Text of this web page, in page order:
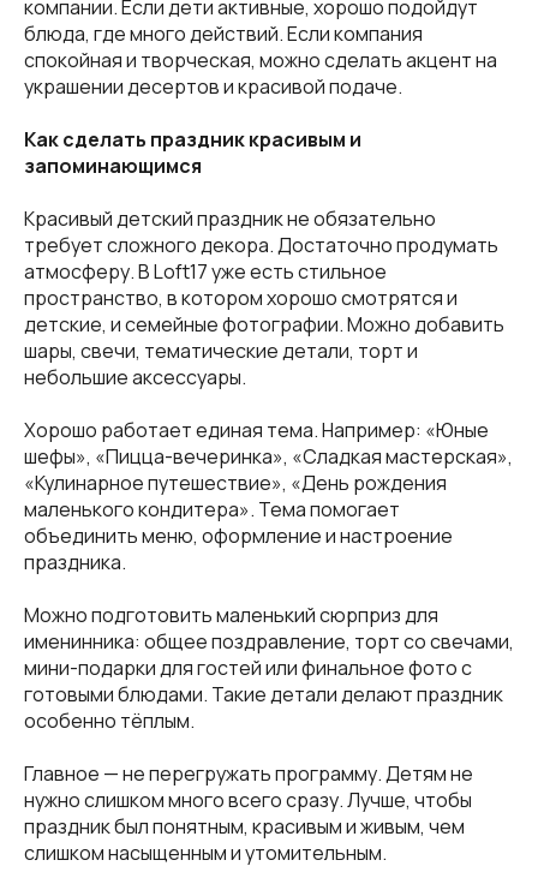
компании. Если дети активные, хорошо подойдут
блюда, где много действий. Если компания
спокойная и творческая, можно сделать акцент на
украшении десертов и красивой подаче.
Как сделать праздник красивым и
запоминающимся
Красивый детский праздник не обязательно
требует сложного декора. Достаточно продумать
атмосферу. В Loft17 уже есть стильное
пространство, в котором хорошо смотрятся и
детские, и семейные фотографии. Можно добавить
шары, свечи, тематические детали, торт и
небольшие аксессуары.
Хорошо работает единая тема. Например: «Юные
шефы», «Пицца-вечеринка», «Сладкая мастерская»,
«Кулинарное путешествие», «День рождения
маленького кондитера». Тема помогает
объединить меню, оформление и настроение
праздника.
Можно подготовить маленький сюрприз для
именинника: общее поздравление, торт со свечами,
мини-подарки для гостей или финальное фото с
готовыми блюдами. Такие детали делают праздник
особенно тёплым.
Главное — не перегружать программу. Детям не
нужно слишком много всего сразу. Лучше, чтобы
праздник был понятным, красивым и живым, чем
слишком насыщенным и утомительным.